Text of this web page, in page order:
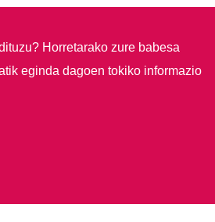
Horretarako zure babesa
eginda dagoen tokiko informazio